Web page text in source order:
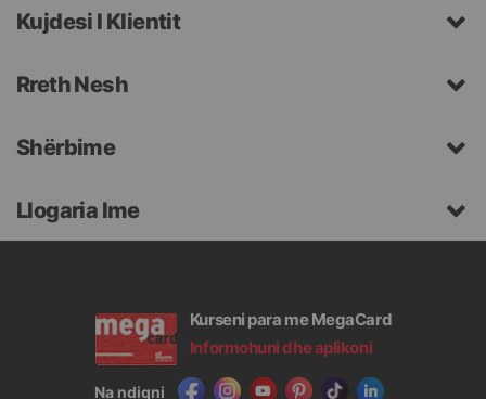
Kujdesi I Klientit
Rreth Nesh
Shërbime
Llogaria Ime
Kurseni para me MegaCard
Informohuni dhe aplikoni
Na ndiqni